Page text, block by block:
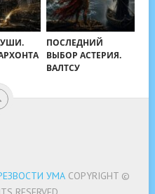
ПОСЛЕДНИЙ
ВЫБОР АСТЕРИЯ.
ВАЛТСУ
УМАCOPYRIGHT ©